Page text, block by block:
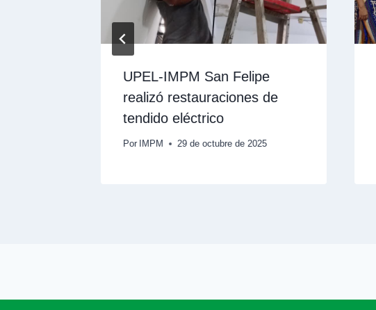
UPEL-IMPM San Felipe
realizó restauraciones de
tendido eléctrico
Por IMPM 29 de octubre de 2025